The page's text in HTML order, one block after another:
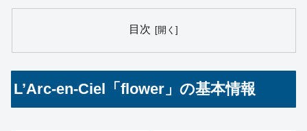
目次
L’Arc-en-Ciel「flower」の基本情報